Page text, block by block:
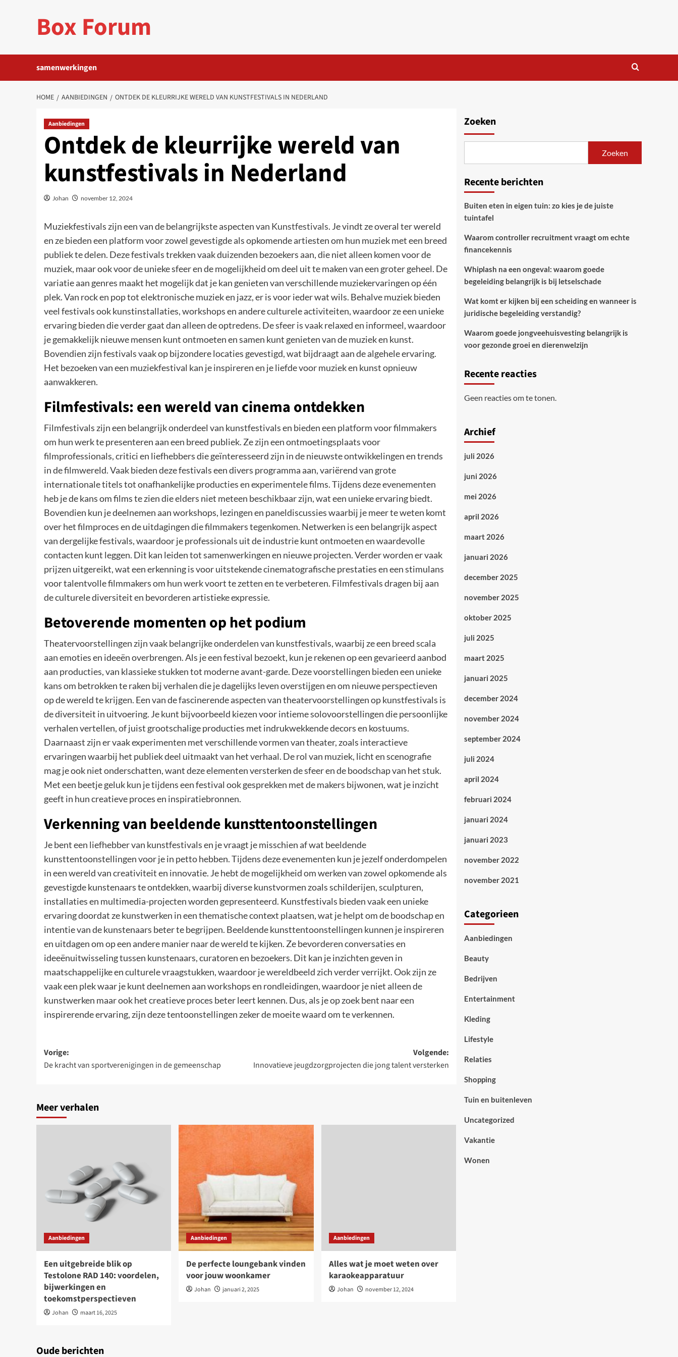
Box Forum
samenwerkingen
HOME AANBIEDINGEN ONTDEK DE KLEURRIJKE WERELD VAN KUNSTFESTIVALS IN NEDERLAND
Aanbiedingen
Ontdek de kleurrijke wereld van
kunstfestivals in Nederland
Johan november 12, 2024
Muziekfestivals zijn een van de belangrijkste aspecten van Kunstfestivals. Je vindt ze overal ter wereld
en ze bieden een platform voor zowel gevestigde als opkomende artiesten om hun muziek met een breed
publiek te delen. Deze festivals trekken vaak duizenden bezoekers aan, die niet alleen komen voor de
muziek, maar ook voor de unieke sfeer en de mogelijkheid om deel uit te maken van een groter geheel. De
variatie aan genres maakt het mogelijk dat je kan genieten van verschillende muziekervaringen op één
plek. Van rock en pop tot elektronische muziek en jazz, er is voor ieder wat wils. Behalve muziek bieden
veel festivals ook kunstinstallaties, workshops en andere culturele activiteiten, waardoor ze een unieke
ervaring bieden die verder gaat dan alleen de optredens. De sfeer is vaak relaxed en informeel, waardoor
je gemakkelijk nieuwe mensen kunt ontmoeten en samen kunt genieten van de muziek en kunst.
Bovendien zijn festivals vaak op bijzondere locaties gevestigd, wat bijdraagt aan de algehele ervaring.
Het bezoeken van een muziekfestival kan je inspireren en je liefde voor muziek en kunst opnieuw
aanwakkeren.
Filmfestivals: een wereld van cinema ontdekken
Filmfestivals zijn een belangrijk onderdeel van kunstfestivals en bieden een platform voor filmmakers
om hun werk te presenteren aan een breed publiek. Ze zijn een ontmoetingsplaats voor
filmprofessionals, critici en liefhebbers die geïnteresseerd zijn in de nieuwste ontwikkelingen en trends
in de filmwereld. Vaak bieden deze festivals een divers programma aan, variërend van grote
internationale titels tot onafhankelijke producties en experimentele films. Tijdens deze evenementen
heb je de kans om films te zien die elders niet meteen beschikbaar zijn, wat een unieke ervaring biedt.
Bovendien kun je deelnemen aan workshops, lezingen en paneldiscussies waarbij je meer te weten komt
over het filmproces en de uitdagingen die filmmakers tegenkomen. Netwerken is een belangrijk aspect
van dergelijke festivals, waardoor je professionals uit de industrie kunt ontmoeten en waardevolle
contacten kunt leggen. Dit kan leiden tot samenwerkingen en nieuwe projecten. Verder worden er vaak
prijzen uitgereikt, wat een erkenning is voor uitstekende cinematografische prestaties en een stimulans
voor talentvolle filmmakers om hun werk voort te zetten en te verbeteren. Filmfestivals dragen bij aan
de culturele diversiteit en bevorderen artistieke expressie.
Betoverende momenten op het podium
Theatervoorstellingen zijn vaak belangrijke onderdelen van kunstfestivals, waarbij ze een breed scala
aan emoties en ideeën overbrengen. Als je een festival bezoekt, kun je rekenen op een gevarieerd aanbod
aan producties, van klassieke stukken tot moderne avant-garde. Deze voorstellingen bieden een unieke
kans om betrokken te raken bij verhalen die je dagelijks leven overstijgen en om nieuwe perspectieven
op de wereld te krijgen. Een van de fascinerende aspecten van theatervoorstellingen op kunstfestivals is
de diversiteit in uitvoering. Je kunt bijvoorbeeld kiezen voor intieme solovoorstellingen die persoonlijke
verhalen vertellen, of juist grootschalige producties met indrukwekkende decors en kostuums.
Daarnaast zijn er vaak experimenten met verschillende vormen van theater, zoals interactieve
ervaringen waarbij het publiek deel uitmaakt van het verhaal. De rol van muziek, licht en scenografie
mag je ook niet onderschatten, want deze elementen versterken de sfeer en de boodschap van het stuk.
Met een beetje geluk kun je tijdens een festival ook gesprekken met de makers bijwonen, wat je inzicht
geeft in hun creatieve proces en inspiratiebronnen.
Verkenning van beeldende kunsttentoonstellingen
Je bent een liefhebber van kunstfestivals en je vraagt je misschien af wat beeldende
kunsttentoonstellingen voor je in petto hebben. Tijdens deze evenementen kun je jezelf onderdompelen
in een wereld van creativiteit en innovatie. Je hebt de mogelijkheid om werken van zowel opkomende als
gevestigde kunstenaars te ontdekken, waarbij diverse kunstvormen zoals schilderijen, sculpturen,
installaties en multimedia-projecten worden gepresenteerd. Kunstfestivals bieden vaak een unieke
ervaring doordat ze kunstwerken in een thematische context plaatsen, wat je helpt om de boodschap en
intentie van de kunstenaars beter te begrijpen. Beeldende kunsttentoonstellingen kunnen je inspireren
en uitdagen om op een andere manier naar de wereld te kijken. Ze bevorderen conversaties en
ideeënuitwisseling tussen kunstenaars, curatoren en bezoekers. Dit kan je inzichten geven in
maatschappelijke en culturele vraagstukken, waardoor je wereldbeeld zich verder verrijkt. Ook zijn ze
vaak een plek waar je kunt deelnemen aan workshops en rondleidingen, waardoor je niet alleen de
kunstwerken maar ook het creatieve proces beter leert kennen. Dus, als je op zoek bent naar een
inspirerende ervaring, zijn deze tentoonstellingen zeker de moeite waard om te verkennen.
Bericht
navigatie
Vorige:
De kracht van sportverenigingen in de gemeenschap
Volgende:
Innovatieve jeugdzorgprojecten die jong talent versterken
Meer verhalen
Aanbiedingen
Een uitgebreide blik op
Testolone RAD 140: voordelen,
bijwerkingen en
toekomstperspectieven
Johan maart 16, 2025
Aanbiedingen
De perfecte loungebank vinden
voor jouw woonkamer
Johan januari 2, 2025
Aanbiedingen
Alles wat je moet weten over
karaokeapparatuur
Johan november 12, 2024
Zoeken
Zoeken
Recente berichten
Buiten eten in eigen tuin: zo kies je de juiste
tuintafel
Waarom controller recruitment vraagt om echte
financekennis
Whiplash na een ongeval: waarom goede
begeleiding belangrijk is bij letselschade
Wat komt er kijken bij een scheiding en wanneer is
juridische begeleiding verstandig?
Waarom goede jongveehuisvesting belangrijk is
voor gezonde groei en dierenwelzijn
Recente reacties
Geen reacties om te tonen.
Archief
juli 2026
juni 2026
mei 2026
april 2026
maart 2026
januari 2026
december 2025
november 2025
oktober 2025
juli 2025
maart 2025
januari 2025
december 2024
november 2024
september 2024
juli 2024
april 2024
februari 2024
januari 2024
januari 2023
november 2022
november 2021
Categorieen
Aanbiedingen
Beauty
Bedrijven
Entertainment
Kleding
Lifestyle
Relaties
Shopping
Tuin en buitenleven
Uncategorized
Vakantie
Wonen
Oude berichten